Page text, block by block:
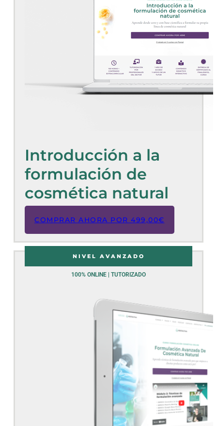
Introducción a la
formulación de
cosmética natural
COMPRAR AHORA POR 499,00€
NIVEL AVANZADO
100% ONLINE | TUTORIZADO